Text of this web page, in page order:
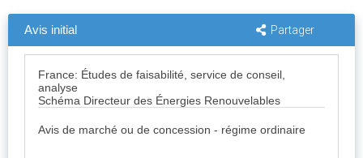
Avis initial Partager
France: Études de faisabilité, service de conseil,
analyse
Schéma Directeur des Énergies Renouvelables
Avis de marché ou de concession - régime ordinaire